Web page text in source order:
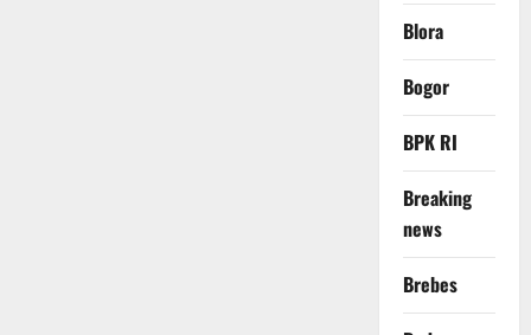
Blora
Bogor
BPK RI
Breaking
news
Brebes